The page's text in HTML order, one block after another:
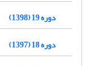
دوره 19 (1398)
دوره 18 (1397)